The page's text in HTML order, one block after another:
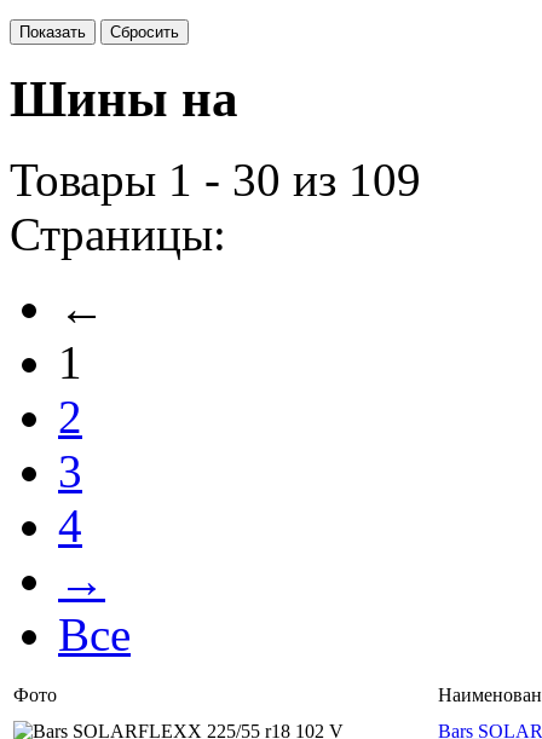
Шины на
Товары 1 - 30 из 109
Страницы:
←
1
2
3
4
→
Все
Фото
Bars